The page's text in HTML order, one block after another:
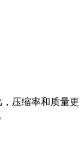
压缩率和质量更